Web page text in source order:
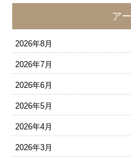
ア
2026年8月
2026年7月
2026年6月
2026年5月
2026年4月
2026年3月